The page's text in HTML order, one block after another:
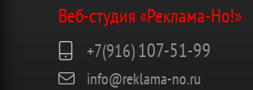
Веб-студия «Реклама-Но!»
+7(916) 107-51-99
info@reklama-no.ru